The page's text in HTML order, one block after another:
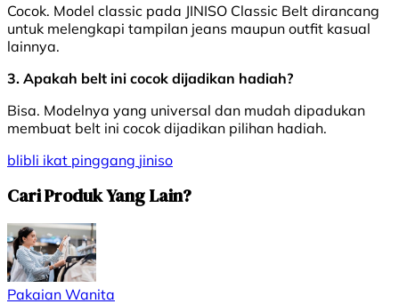
Cocok. Model classic pada JINISO Classic Belt dirancang
untuk melengkapi tampilan jeans maupun outfit kasual
lainnya.
3. Apakah belt ini cocok dijadikan hadiah?
Bisa. Modelnya yang universal dan mudah dipadukan
membuat belt ini cocok dijadikan pilihan hadiah.
blibli ikat pinggang jiniso
Cari Produk Yang Lain?
Pakaian Wanita